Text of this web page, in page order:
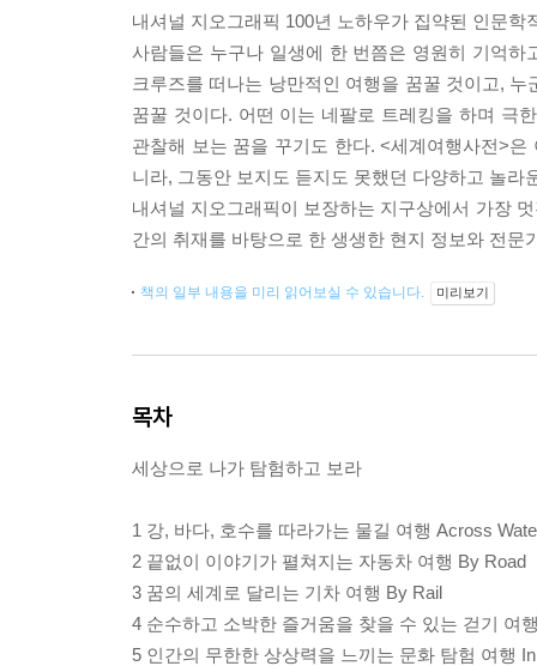
내셔널 지오그래픽 100년 노하우가 집약된 인문학
사람들은 누구나 일생에 한 번쯤은 영원히 기억
크루즈를 떠나는 낭만적인 여행을 꿈꿀 것이고,
꿈꿀 것이다. 어떤 이는 네팔로 트레킹을 하며 극
관찰해 보는 꿈을 꾸기도 한다. <세계여행사전>
니라, 그동안 보지도 듣지도 못했던 다양하고 놀라
내셔널 지오그래픽이 보장하는 지구상에서 가장
간의 취재를 바탕으로 한 생생한 현지 정보와 전
책의 일부 내용을 미리 읽어보실 수 있습니다. 미리보기
목차
세상으로 나가 탐험하고 보라
1 강, 바다, 호수를 따라가는 물길 여행 Across
2 끝없이 이야기가 펼쳐지는 자동차 여행 By Road
3 꿈의 세계로 달리는 기차 여행 By Rail
4 순수하고 소박한 즐거움을 찾을 수 있는 걷기 여
5 인간의 무한한 상상력을 느끼는 문화 탐험 여행